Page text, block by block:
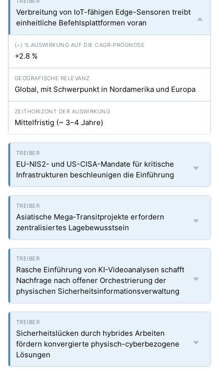
Verbreitung von IoT-fähigen Edge-Sensoren treibt
einheitliche Befehlsplattformen voran
+2.8 %
Global, mit Schwerpunkt in Nordamerika und Europa
Mittelfristig (~ 3–4 Jahre)
EU-NIS2- und US-CISA-Mandate für kritische
Infrastrukturen beschleunigen die Einführung
Asiatische Mega-Transitprojekte erfordern
zentralisiertes Lagebewusstsein
Rasche Einführung von KI-Videoanalysen schafft
Nachfrage nach offener Orchestrierung der
physischen Sicherheitsinformationsverwaltung
Sicherheitslücken durch hybrides Arbeiten
fördern konvergierte physisch-cyberbezogene
Lösungen